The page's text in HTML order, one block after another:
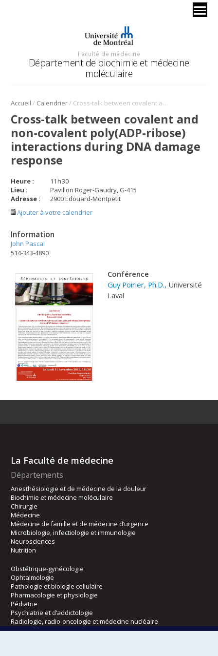
Faculté de médecine
Département de biochimie et médecine
moléculaire
Accueil / Calendrier/ Cross-talk between covalent and non-covalent poly(ADP-ribose) interactions during DNA damage response
Cross-talk between covalent and
non-covalent poly(ADP-ribose)
interactions during DNA damage
response
Heure : 11h30
Lieu :
Pavillon Roger-Gaudry, G-415
Adresse :
2900 Edouard-Montpetit
Ajouter à votre calendrier
Information
John Pascal
514-343-4890
Conférence
Guy Poirier, Ph.D., Université
Laval
La Faculté de médecine
Départements
Anesthésiologie et de médecine de la douleur
Biochimie et médecine moléculaire
Chirurgie
Médecine
Médecine de famille et de médecine d’urgence
Microbiologie, infectiologie et immunologie
Neurosciences
Nutrition
Obstétrique-gynécologie
Ophtalmologie
Pathologie et biologie cellulaire
Pharmacologie et physiologie
Pédiatrie
Psychiatrie et d’addictologie
Radiologie, radio-oncologie et médecine nucléaire